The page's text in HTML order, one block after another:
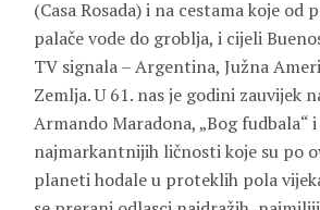
(Casa Rosada) i na cestama koje od
palače vode do groblja, i cijeli
TV signala – Argentina, Južna
Zemlja. U 61. nas je godini zauvijek
Armando Maradona, „Bog fudbala“
najmarkantnijih ličnosti koje su po
planeti hodale u proteklih pola